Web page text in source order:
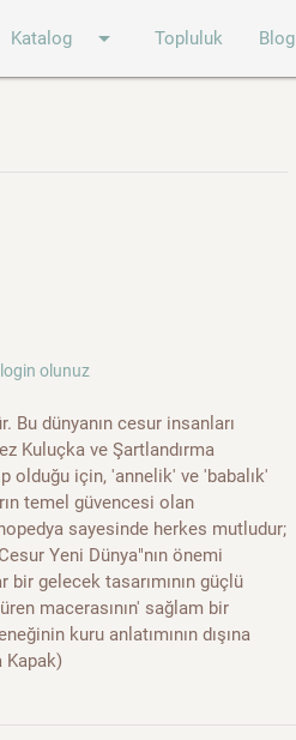
Katalog arrow_drop_down Topluluk Blog
olunuz
Bu dünyanın cesur insanları
Kuluçka ve Şartlandırma
olduğu için, 'annelik' ve 'babalık'
temel güvencesi olan
sayesinde herkes mutludur;
Yeni Dünya"nın önemi
gelecek tasarımının güçlü
macerasının' sağlam bir
kuru anlatımının dışına
Kapak)